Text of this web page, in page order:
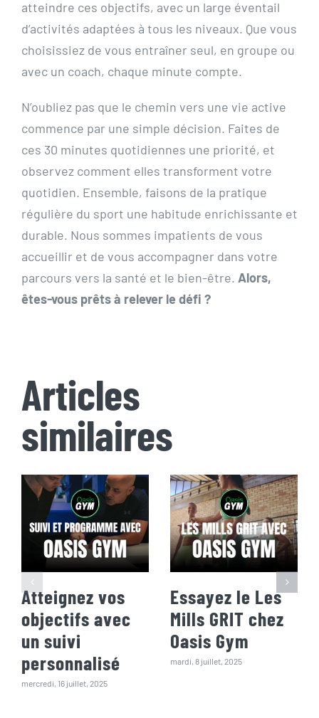
atteindre ces objectifs, avec un large éventail
d’activités adaptées à tous les niveaux. Que vous
choisissiez de vous entraîner seul, en groupe ou
avec un coach, chaque minute compte.
N’oubliez pas que le chemin vers une vie active
commence par une simple décision. Faites de
ces 30 minutes quotidiennes une priorité, et
observez comment elles transforment votre
quotidien. Ensemble, faisons de la pratique
régulière du sport une habitude enrichissante et
durable. Nous sommes impatients de vous
accueillir et de vous accompagner dans votre
parcours vers la santé et le bien-être. Alors,
êtes-vous prêts à relever le défi ?
Articles
similaires
Atteignez vos
objectifs avec
un suivi
personnalisé
mercredi, 16 juillet, 2025
Essayez le Les
Mills GRIT chez
Oasis Gym
mardi, 8 juillet, 2025